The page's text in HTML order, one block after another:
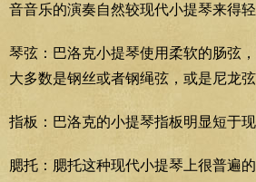
音音乐的演奏自然较现代小提琴来得轻
琴弦：巴洛克小提琴使用柔软的肠弦
大多数是钢丝或者钢绳弦，或是尼龙弦
指板：巴洛克的小提琴指板明显短于现
腮托：腮托这种现代小提琴上很普遍